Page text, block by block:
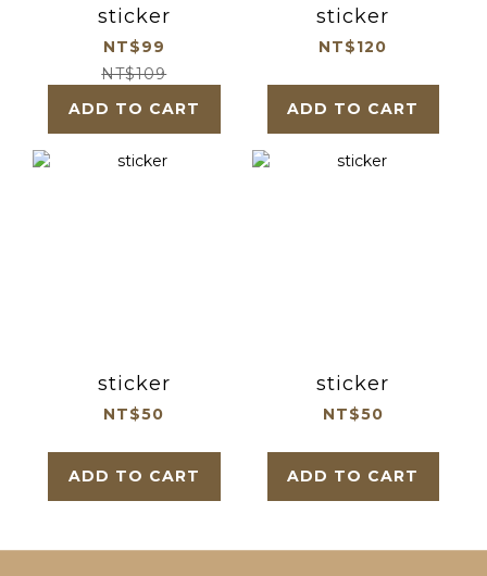
sticker
NT$99
NT$109
ADD TO CART
sticker
NT$120
ADD TO CART
sticker
NT$50
ADD TO CART
sticker
NT$50
ADD TO CART